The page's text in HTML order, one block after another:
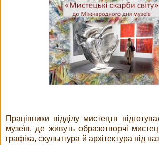
Працівники відділу мистецтв
музеїв, де живуть образотворчі
графіка, скульптура й архітектура під